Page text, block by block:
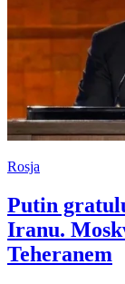
Rosja
Putin
Iranu.
Teheranem